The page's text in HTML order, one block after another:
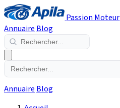
Passion Moteur
Annuaire Blog
Annuaire Blog